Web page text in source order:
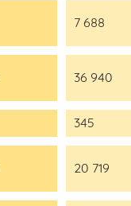
7 688
36 940
345
20 719